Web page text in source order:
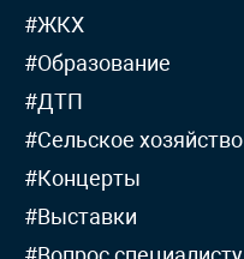
#ЖКХ
#Образование
#ДТП
#Сельское хозяйство
#Концерты
#Выставки